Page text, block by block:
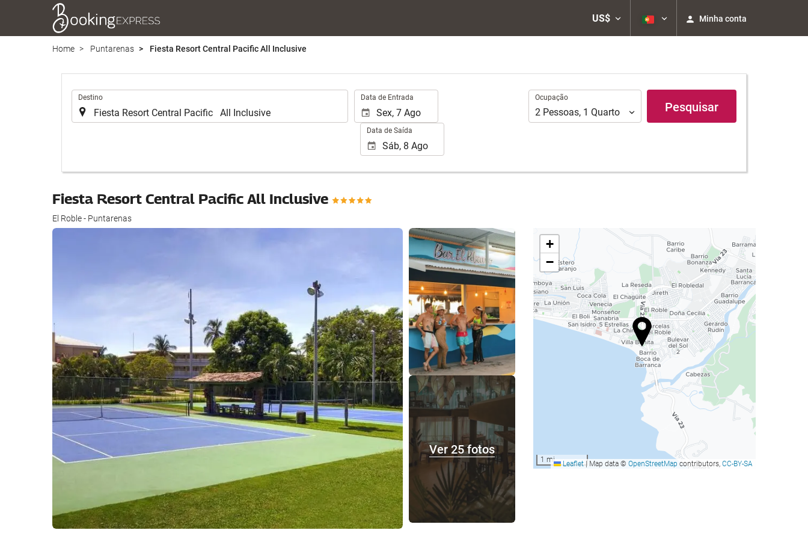
US$ Minha conta
Home Puntarenas Fiesta Resort Central Pacific All Inclusive
Destino Data de Entrada
Data de Saída
Ocupação
Ocupação
2 Pessoas, 1 Quarto Pesquisar
Fiesta Resort Central Pacific All Inclusive
El Roble - Puntarenas
Ver 25 fotos
Ver 25 fotos
+
−
1 mi Leaflet |Map data © OpenStreetMap contributors, CC-BY-SA